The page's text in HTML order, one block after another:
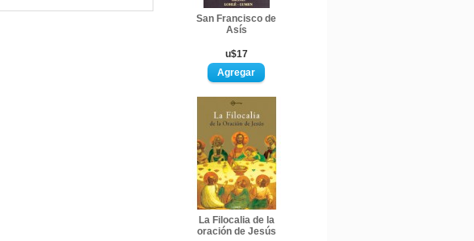
San Francisco de
Asís
u$17
La Filocalia de la
oración de Jesús